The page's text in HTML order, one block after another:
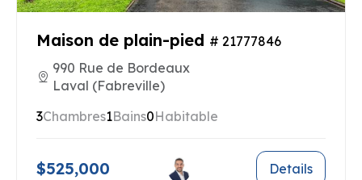
Maison de plain-pied # 21777846
990 Rue de Bordeaux
Laval (Fabreville)
3Chambres1Bains0Habitable
$525,000 Details